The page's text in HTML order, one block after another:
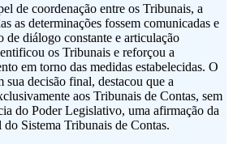
de coordenação entre os Tribunais, a
as determinações fossem comunicadas e
de diálogo constante e articulação
os Tribunais e reforçou a
em torno das medidas estabelecidas. O
decisão final, destacou que a
aos Tribunais de Contas, sem
do Poder Legislativo, uma afirmação da
Sistema Tribunais de Contas.